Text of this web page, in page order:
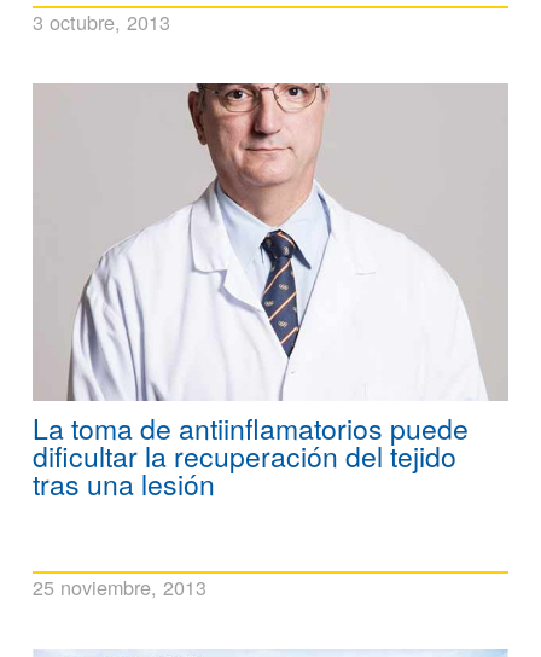
3 octubre, 2013
La toma de antiinflamatorios puede
dificultar la recuperación del tejido
tras una lesión
25 noviembre, 2013